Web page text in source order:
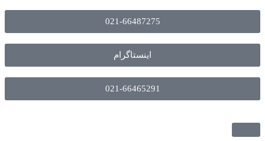
021-66487275
اینستاگرام
021-66465291